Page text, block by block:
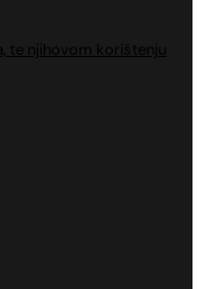
te njihovom korištenju